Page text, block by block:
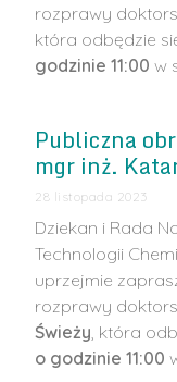
rozprawy
która odbędzie
godzinie 11:00 w
Publiczna
mgr inż.
28 listopada 2023
Dziekan i Rada
Technologii
uprzejmie
rozprawy
Świeży, która
o godzinie 11:00